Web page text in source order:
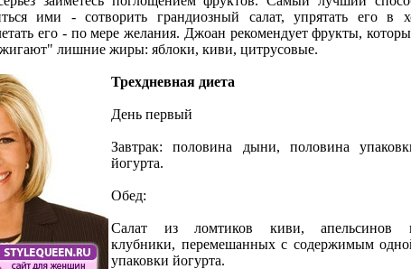
ими - сотворить грандиозный салат, упрятать его в
его - по мере желания. Джоан рекомендует фрукты,
лишние жиры: яблоки, киви, цитрусовые.
Трехдневная диета
День первый
Завтрак: половина дыни, половина
йогурта.
Обед:
Салат из ломтиков киви, апельсинов
клубники, перемешанных с содержимым
упаковки йогурта.